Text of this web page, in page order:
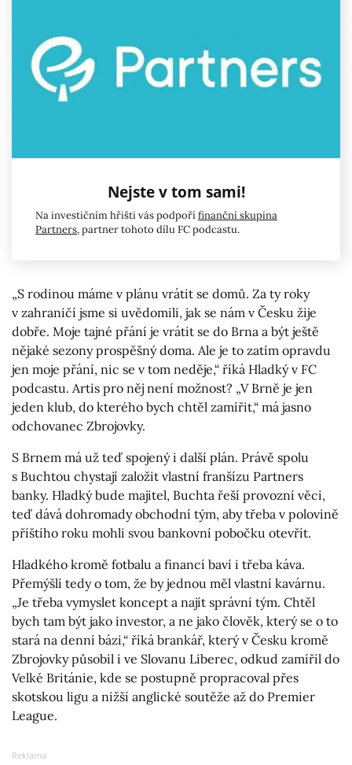
Nejste v tom sami!
Na investičním hřišti vás podpořífinanční skupina
Partners, partner tohoto dílu FC podcastu.
„S rodinou máme v plánu vrátit se domů. Za ty roky
v zahraničí jsme si uvědomili, jak se nám v Česku žije
dobře. Moje tajné přání je vrátit se do Brna a být ještě
nějaké sezony prospěšný doma. Ale je to zatím opravdu
jen moje přání, nic se v tom neděje,“ říká Hladký v FC
podcastu. Artis pro něj není možnost? „V Brně je jen
jeden klub, do kterého bych chtěl zamířit,“ má jasno
odchovanec Zbrojovky.
S Brnem má už teď spojený i další plán. Právě spolu
s Buchtou chystají založit vlastní franšízu Partners
banky. Hladký bude majitel, Buchta řeší provozní věci,
teď dává dohromady obchodní tým, aby třeba v polovině
příštího roku mohli svou bankovní pobočku otevřít.
Hladkého kromě fotbalu a financí baví i třeba káva.
Přemýšlí tedy o tom, že by jednou měl vlastní kavárnu.
„Je třeba vymyslet koncept a najít správní tým. Chtěl
bych tam být jako investor, a ne jako člověk, který se o to
stará na denní bázi,“ říká brankář, který v Česku kromě
Zbrojovky působil i ve Slovanu Liberec, odkud zamířil do
Velké Británie, kde se postupně propracoval přes
skotskou ligu a nižší anglické soutěže až do Premier
League.